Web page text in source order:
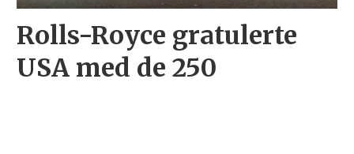
Rolls-Royce gratulerte
USA med de 250